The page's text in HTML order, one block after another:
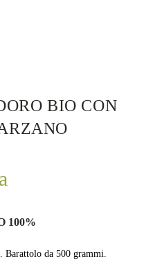
BIO CON
100%
da 500 grammi.